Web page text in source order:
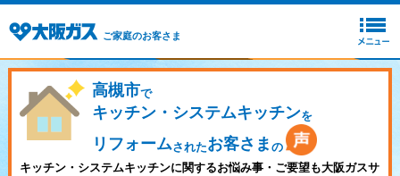
ご家庭のお客さま
高槻市で
キッチン・システムキッチンを
リフォームされたお客さま の
キッチン・システムキッチンに関するお悩み事・ご要望も大阪ガスサ